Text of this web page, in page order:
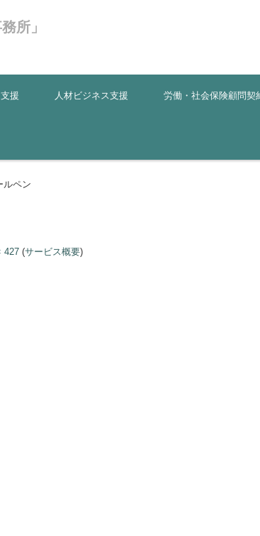
所」
援 人材ビジネス支援 労働・社会保険顧問契
ルペン
427(サービス概要)